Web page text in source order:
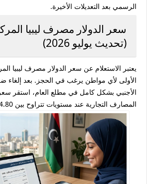
الرسمي بعد التعديلات الأخيرة.
سعر الدولار مصرف ليبيا
(تحديث يوليو 2026)
يعتبر الاستعلام عن سعر الدولار مصرف ليبيا
الأولى لأي مواطن يرغب في الحجز. بعد إلغاء
الأجنبي بشكل كامل في مطلع العام، استقر
المصارف التجارية عند مستويات تتراوح بين 4.80 و 4.85 دينار ليبي.